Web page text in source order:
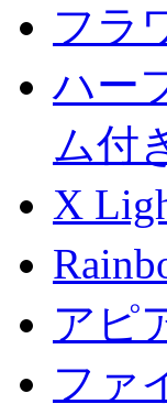
フラ
ハー
ム付
X
アピ
ファ